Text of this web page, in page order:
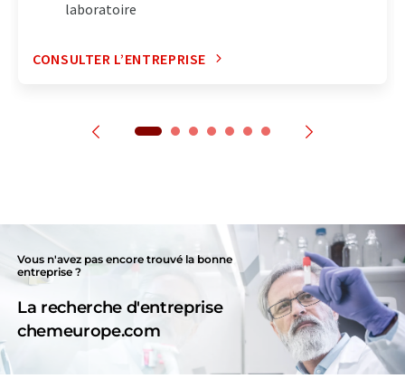
laboratoire
CONSULTER L’ENTREPRISE
Vous n'avez pas encore trouvé la bonne
entreprise ?
La recherche d'entreprise
chemeurope.com